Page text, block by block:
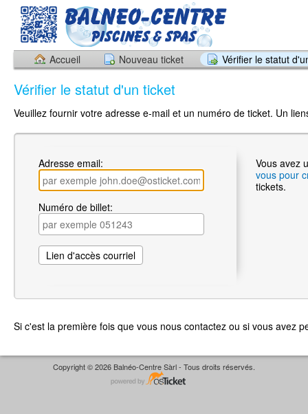
Accueil Nouveau ticket Vérifier le statut
Vérifier le statut d'un ticket
Veuillez fournir votre adresse e-mail et un numéro de ticket. Un
Adresse email:
Numéro de billet:
Vous avez
vous pour
tickets.
Si c'est la première fois que vous nous contactez ou si vous avez
Copyright © 2026 Balnéo-Centre Sàrl - Tous droits réservés.